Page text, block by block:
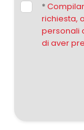
*
richiesta,
personali
di aver